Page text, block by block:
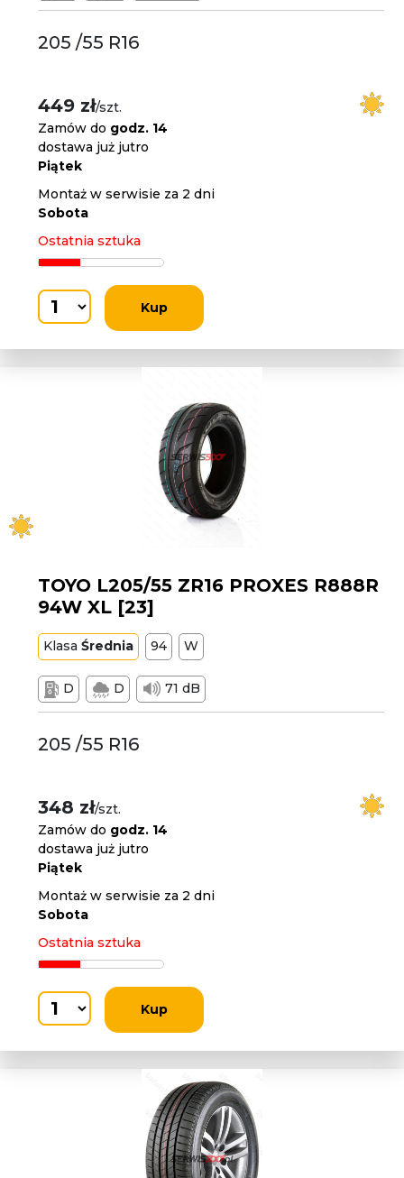
205 /55 R16
449 zł/szt.
Zamów do godz. 14
dostawa już jutro
Piątek
Montaż w serwisie za 2 dni
Sobota
Ostatnia sztuka
Kup
TOYO L205/55 ZR16 PROXES R888R
94W XL [23]
KlasaŚrednia 94 W
D D 71 dB
205 /55 R16
348 zł/szt.
Zamów do godz. 14
dostawa już jutro
Piątek
Montaż w serwisie za 2 dni
Sobota
Ostatnia sztuka
Kup